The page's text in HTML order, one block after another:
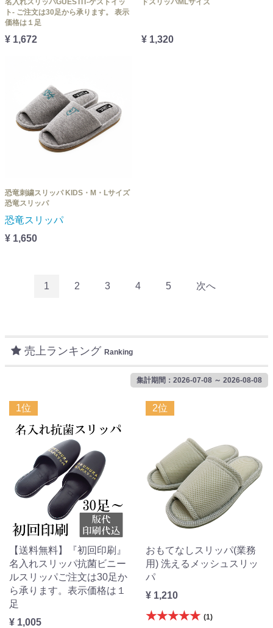
ト- ご注文は30足から承ります。 表示
価格は１足
¥ 1,672 ¥ 1,320
恐竜刺繍スリッパ KIDS・M・Lサイズ
恐竜スリッパ
恐竜スリッパ
¥ 1,650
1 2 3 4 5 次へ
売上ランキング Ranking
集計期間：2026-07-08 ～ 2026-08-08
1位
【送料無料】『初回印刷』
名入れスリッパ抗菌ビニー
ルスリッパご注文は30足か
ら承ります。表示価格は１
足
¥ 1,005
2位
おもてなしスリッパ(業務
用) 洗えるメッシュスリッ
パ
¥ 1,210
★★★★★ (1)